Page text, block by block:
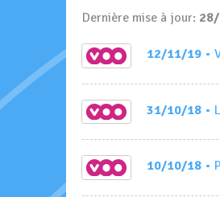
Dernière mise à jour:
12/11/19 •
31/10/18 •
10/10/18 •